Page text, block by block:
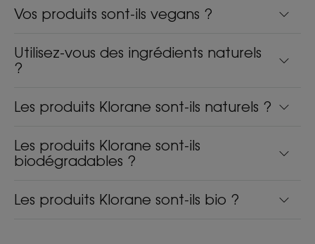
Vos produits sont-ils vegans ?
Utilisez-vous des ingrédients naturels
?
Les produits Klorane sont-ils naturels ?
Les produits Klorane sont-ils
biodégradables ?
Les produits Klorane sont-ils bio ?